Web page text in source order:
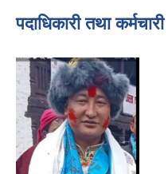
पदाधिकारी तथा कर्मचारी